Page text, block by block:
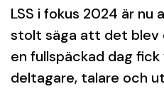
LSS i fokus 2024 är nu
stolt säga att det blev
en fullspäckad dag
deltagare, talare och